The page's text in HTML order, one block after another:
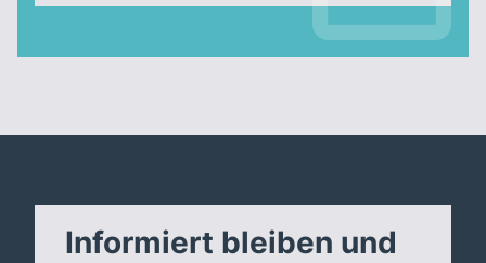
Informiert bleiben und